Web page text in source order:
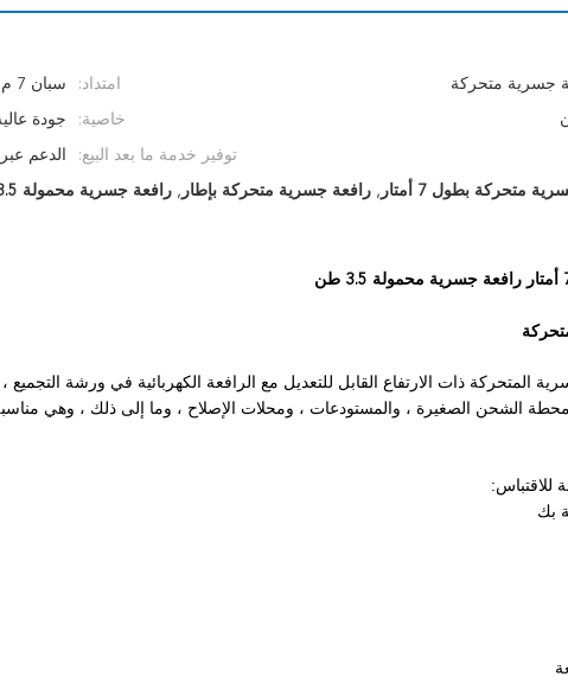
جسرية متحركة امتداد: سبان 7 م
خاصية: جودة
توفير خدمة ما بعد البيع: الدعم
متحركة بطول 7 أمتار , رافعة جسرية متحركة بإطار , رافعة جسرية محمولة 3.5 طن
المتحركة ذات الارتفاع القابل للتعديل مع الرافعة الكهربائية في ورشة التجميع
الشحن الصغيرة ، والمستودعات ، ومحلات الإصلاح ، وما إلى ذلك ، وهي
للاقتباس:
بك